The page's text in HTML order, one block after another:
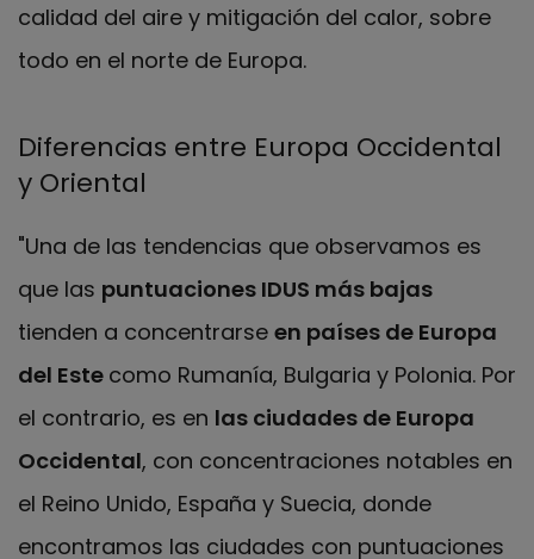
calidad del aire y mitigación del calor, sobre
todo en el norte de Europa.
Diferencias entre Europa Occidental
y Oriental
"Una de las tendencias que observamos es
que las puntuaciones IDUS más bajas
tienden a concentrarse en países de Europa
del Este como Rumanía, Bulgaria y Polonia. Por
el contrario, es en las ciudades de Europa
Occidental, con concentraciones notables en
el Reino Unido, España y Suecia, donde
encontramos las ciudades con puntuaciones